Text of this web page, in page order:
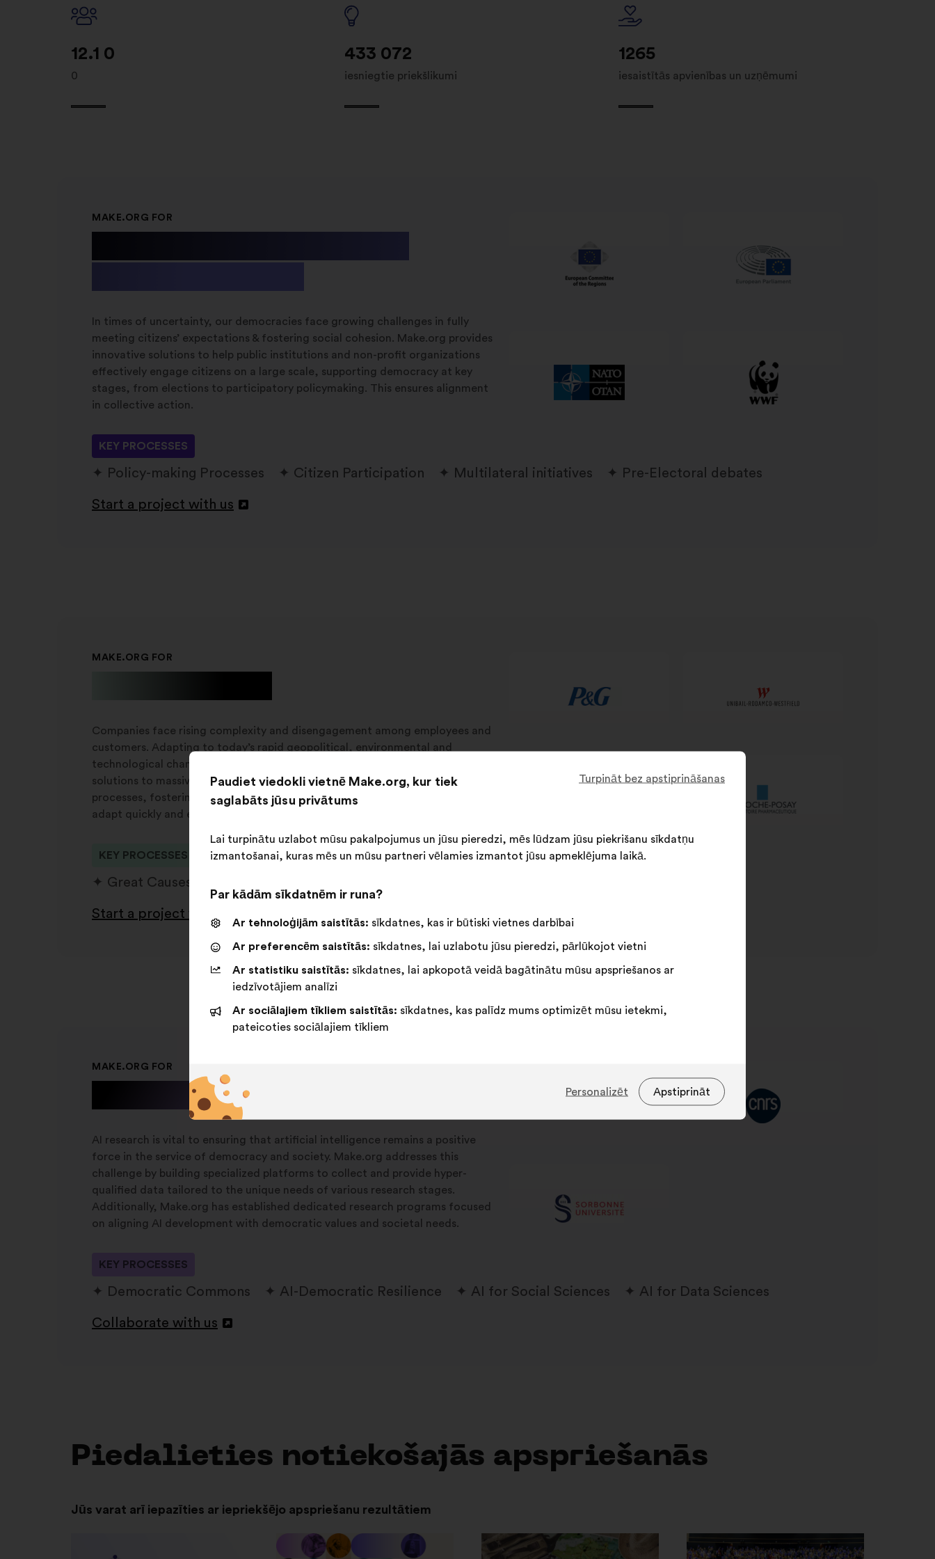
12.1 0
0
433 072
iesniegtie priekšlikumi
1265
iesaistītās apvienības un uzņēmumi
MAKE.ORG FOR
In times of uncertainty, our democracies face growing challenges in fully
meeting citizens’ expectations & fostering social cohesion. Make.org provides
innovative solutions to help public institutions and non-profit organizations
effectively engage citizens on a large scale, supporting democracy at key
stages, from elections to participatory policymaking. This ensures alignment
in collective action.
KEY PROCESSES
Policy-making Processes Citizen Participation Multilateral initiatives Pre-Electoral debates
Start a project with us
Atvērt
MAKE.ORG FOR
Companies face rising complexity and disengagement among employees and
customers. Adapting to today’s rapid geopolitical, environmental and
technological changes requires new approaches. Make.org uses innovative
solutions to massively involve stakeholders in strategic, operational, and CSR
processes, fostering alignment and shared ownership to help businesses
adapt quickly and effectively.
KEY PROCESSES
Great Causes programs
Start a project with us
Atvērt
MAKE.ORG FOR
A.I. Research
AI research is vital to ensuring that artificial intelligence remains a positive
force in the service of democracy and society. Make.org addresses this
challenge by building specialized platforms to collect and provide hyper-
qualified data tailored to the unique needs of various research stages.
Additionally, Make.org has established dedicated research programs focused
on aligning AI development with democratic values and societal needs.
KEY PROCESSES
Democratic Commons AI-Democratic Resilience AI for Social Sciences AI for Data Sciences
Collaborate with us
Atvērt
Piedalieties notiekošajās apspriešanās
Jūs varat arī iepazīties ar iepriekšējo apspriešanu rezultātiem
Atvērt
Atvērt
Turpināt bez apstiprināšanas
Paudiet viedokli vietnē Make.org, kur tiek
saglabāts jūsu privātums
Lai turpinātu uzlabot mūsu pakalpojumus un jūsu pieredzi, mēs lūdzam jūsu piekrišanu sīkdatņu
izmantošanai, kuras mēs un mūsu partneri vēlamies izmantot jūsu apmeklējuma laikā.
Par kādām sīkdatnēm ir runa?
Ar tehnoloģijām saistītās: sīkdatnes, kas ir būtiski vietnes darbībai
Ar preferencēm saistītās: sīkdatnes, lai uzlabotu jūsu pieredzi, pārlūkojot vietni
Ar statistiku saistītās: sīkdatnes, lai apkopotā veidā bagātinātu mūsu apspriešanos ar
iedzīvotājiem analīzi
Ar sociālajiem tīkliem saistītās: sīkdatnes, kas palīdz mums optimizēt mūsu ietekmi,
pateicoties sociālajiem tīkliem
Apstiprināt
Personalizēt